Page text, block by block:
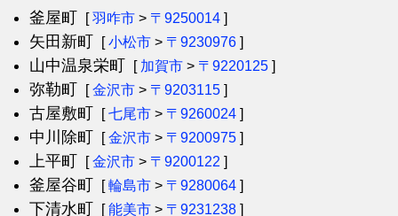
釜屋町 [羽咋市 > 〒9250014 ]
矢田新町 [小松市 > 〒9230976 ]
山中温泉栄町 [ 加賀市 > 〒9220125 ]
弥勒町 [金沢市 > 〒9203115 ]
古屋敷町 [七尾市 > 〒9260024 ]
中川除町 [金沢市 > 〒9200975 ]
上平町 [金沢市 > 〒9200122 ]
釜屋谷町 [輪島市 > 〒9280064 ]
下清水町 [能美市 > 〒9231238 ]